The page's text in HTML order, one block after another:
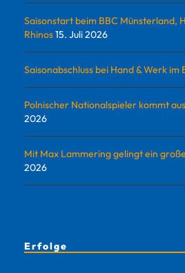
Saisonstart beim BBC Münsterland,
Rhinos15. Juli 2026
Saisonabschluss bei Hand & Werk im
Polnischer Nationalspieler kommt
2026
Mit Max Lammering gelingt ein
2026
Erfolge